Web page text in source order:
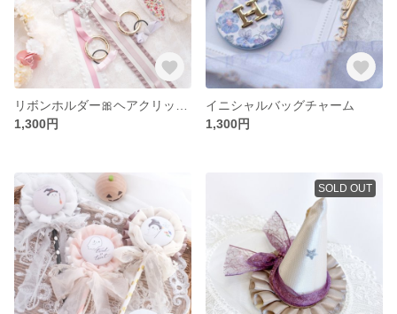
1,300円
イニシャルバッグチャーム
1,300円
SOLD OUT